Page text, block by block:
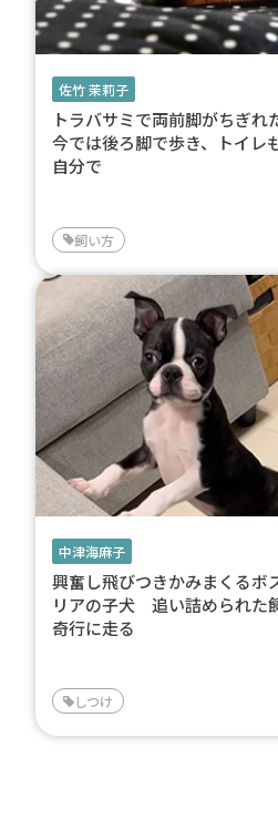
佐竹 茉莉子
トラバサミで両前脚がちぎれ
今では後ろ脚で歩き、トイレ
自分で
飼い方
中津海麻子
興奮し飛びつきかみまくるボ
リアの子犬 追い詰められた
奇行に走る
しつけ